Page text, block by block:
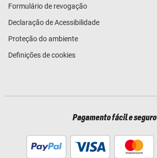
Formulário de revogação
Declaração de Acessibilidade
Proteção do ambiente
Definições de cookies
Pagamento fácil e seguro